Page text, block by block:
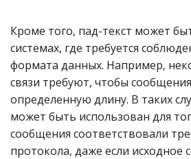
Кроме того, пад-текст может
системах, где требуется
формата данных. Например,
связи требуют, чтобы
определенную длину. В таких
может быть использован для
сообщения соответствовали
протокола, даже если исходное